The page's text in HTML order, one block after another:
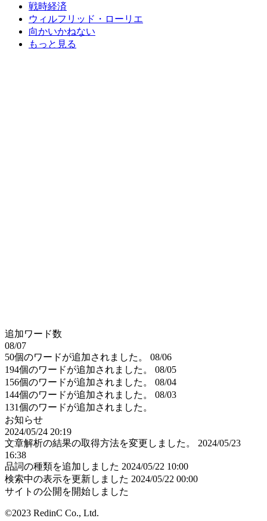
戦時経済
ウィルフリッド・ローリエ
向かいかねない
もっと見る
追加ワード数
08/07
50個のワードが追加されました。
08/06
194個のワードが追加されました。
08/05
156個のワードが追加されました。
08/04
144個のワードが追加されました。
08/03
131個のワードが追加されました。
お知らせ
2024/05/24 20:19
文章解析の結果の取得方法を変更しました。
2024/05/23
16:38
品詞の種類を追加しました 2024/05/22 10:00
検索中の表示を更新しました 2024/05/22 00:00
サイトの公開を開始しました
©2023 RedinC Co., Ltd.